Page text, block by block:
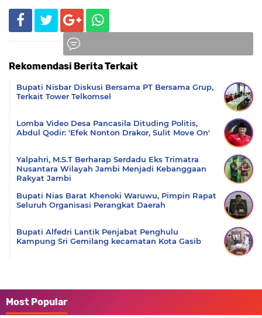
Rekomendasi Berita Terkait
Bupati Nisbar Diskusi Bersama PT Bersama Grup,
Terkait Tower Telkomsel
Lomba Video Desa Pancasila Dituding Politis,
Abdul Qodir: 'Efek Nonton Drakor, Sulit Move On'
Yalpahri, M.S.T Berharap Serdadu Eks Trimatra
Nusantara Wilayah Jambi Menjadi Kebanggaan
Rakyat Jambi
Bupati Nias Barat Khenoki Waruwu, Pimpin Rapat
Seluruh Organisasi Perangkat Daerah
Bupati Alfedri Lantik Penjabat Penghulu
Kampung Sri Gemilang kecamatan Kota Gasib
Most Popular